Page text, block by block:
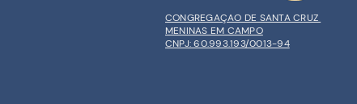
CONGREGAÇAO DE SANTA CRUZ
MENINAS EM CAMPO
CNPJ: 60.993.193/0013-94